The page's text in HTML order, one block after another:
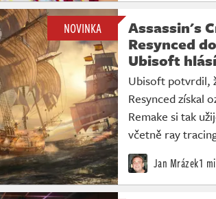
NOVINKA
Assassin's
Resynced
Ubisoft
Ubisoft potvrdil,
Resynced získal
Remake si tak
včetně ray
Jan Mrázek1